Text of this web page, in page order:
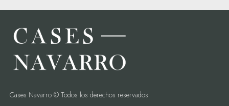
Cases Navarro © Todos los derechos reservados